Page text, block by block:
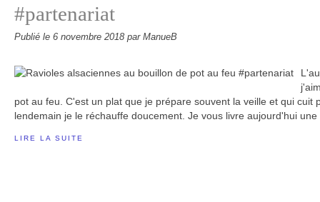
#partenariat
Publié le 6 novembre 2018 par ManueB
pot au feu. C'est un plat que je prépare souvent la veille et qui cuit
lendemain je le réchauffe doucement. Je vous livre aujourd'hui
LIRE LA SUITE